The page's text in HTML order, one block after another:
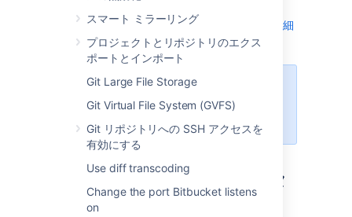
スマート ミラーリング
プロジェクトとリポジトリのエクス
ポートとインポート
Git Large File Storage
Git Virtual File System (GVFS)
Git リポジトリへの SSH アクセスを
有効にする
Use diff transcoding
Change the port Bitbucket listens
on
Kubernetes での Data Center 製品の実行の詳細
をご確認ください。
Data Center が提供するメリットの
詳細に興味がある場合は、Data
非クラスタ環境とクラスタ
環境